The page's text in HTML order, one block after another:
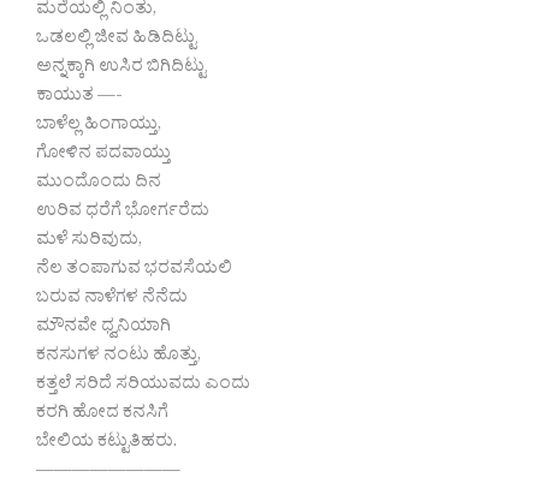
ಮರೆಯಲ್ಲಿ ನಿಂತು,
ಒಡಲಲ್ಲಿ ಜೀವ ಹಿಡಿದಿಟ್ಟು
ಅನ್ನಕ್ಕಾಗಿ ಉಸಿರ ಬಿಗಿದಿಟ್ಟು
ಕಾಯುತ —-
ಬಾಳೆಲ್ಲ ಹಿಂಗಾಯ್ತು,
ಗೋಳಿನ ಪದವಾಯ್ತು
ಮುಂದೊಂದು ದಿನ
ಉರಿವ ಧರೆಗೆ ಭೋರ್ಗರೆದು
ಮಳೆ ಸುರಿವುದು,
ನೆಲ ತಂಪಾಗುವ ಭರವಸೆಯಲಿ
ಬರುವ ನಾಳೆಗಳ ನೆನೆದು
ಮೌನವೇ ಧ್ವನಿಯಾಗಿ
ಕನಸುಗಳ ನಂಟು ಹೊತ್ತು,
ಕತ್ತಲೆ ಸರಿದೆ ಸರಿಯುವದು ಎಂದು
ಕರಗಿ ಹೋದ ಕನಸಿಗೆ
ಬೇಲಿಯ ಕಟ್ಟುತಿಹರು.
————————